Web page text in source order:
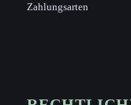
Zahlungsarten